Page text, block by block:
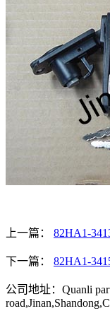
上一篇： 82HA1-
下一篇： 82HA1-
公司地址：Quanli